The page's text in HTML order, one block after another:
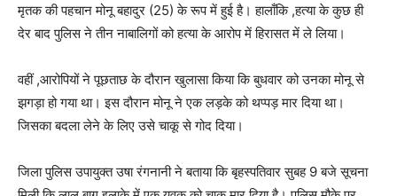
मृतक की पहचान मोनू बहादुर (25) के रूप में हुई है। हालाँकि ,हत्या के कुछ ही
देर बाद पुलिस ने तीन नाबालिगों को हत्या के आरोप में हिरासत में ले लिया।
वहीं ,आरोपियों ने पूछताछ के दौरान खुलासा किया कि बुधवार को उनका मोनू से
झगड़ा हो गया था। इस दौरान मोनू ने एक लड़के को थप्पड़ मार दिया था।
जिसका बदला लेने के लिए उसे चाकू से गोद दिया।
जिला पुलिस उपायुक्त उषा रंगनानी ने बताया कि बृहस्पतिवार सुबह 9 बजे सूचना